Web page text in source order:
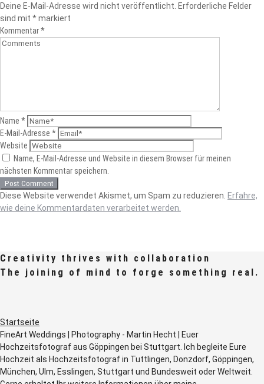
Deine E-Mail-Adresse wird nicht veröffentlicht. Erforderliche Felder
sind mit *markiert
Kommentar*
Name *
E-Mail-Adresse *
Website
Name, E-Mail-Adresse und Website in diesem Browser für meinen
nächsten Kommentar speichern.
Diese Website verwendet Akismet, um Spam zu reduzieren. Erfahre,
wie deine Kommentardaten verarbeitet werden.
Creativity thrives with collaboration
The joining of mind to forge something real.
Startseite
FineArt Weddings | Photography - Martin Hecht | Euer
Hochzeitsfotograf aus Göppingen bei Stuttgart. Ich begleite Eure
Hochzeit als Hochzeitsfotograf in Tuttlingen, Donzdorf, Göppingen,
München, Ulm, Esslingen, Stuttgart und Bundesweit oder Weltweit.